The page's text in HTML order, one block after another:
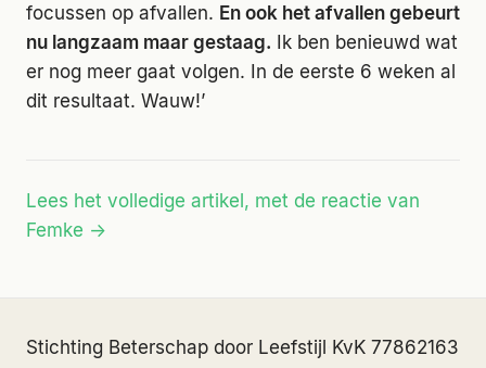
focussen op afvallen. En ook het afvallen gebeurt
nu langzaam maar gestaag. Ik ben benieuwd wat
er nog meer gaat volgen. In de eerste 6 weken al
dit resultaat. Wauw!’
Lees het volledige artikel, met de reactie van
Femke →
Stichting Beterschap door Leefstijl KvK 77862163